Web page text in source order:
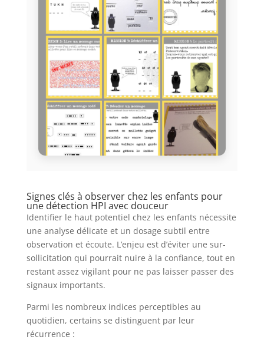
Signes clés à observer chez les enfants pour
une détection HPI avec douceur
Identifier le haut potentiel chez les enfants nécessite
une analyse délicate et un dosage subtil entre
observation et écoute. L’enjeu est d’éviter une sur-
sollicitation qui pourrait nuire à la confiance, tout en
restant assez vigilant pour ne pas laisser passer des
signaux importants.
Parmi les nombreux indices perceptibles au
quotidien, certains se distinguent par leur
récurrence :